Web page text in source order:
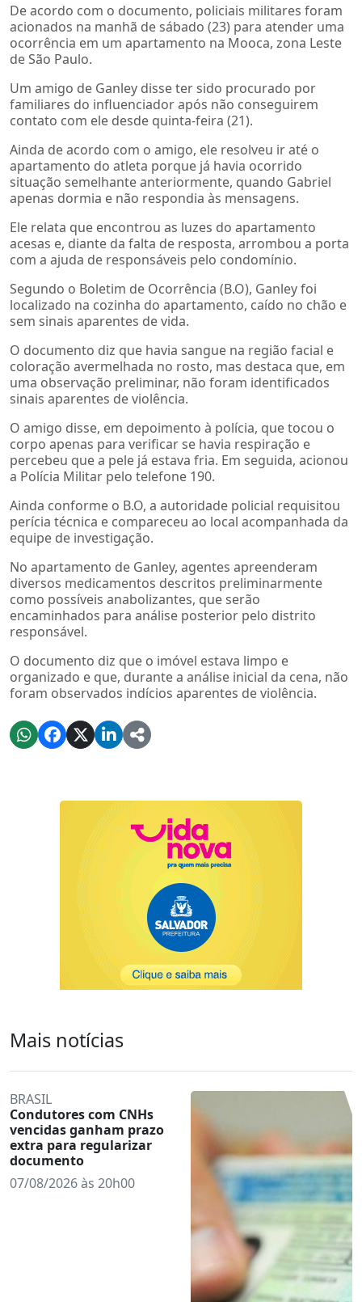
De acordo com o documento, policiais militares foram
acionados na manhã de sábado (23) para atender uma
ocorrência em um apartamento na Mooca, zona Leste
de São Paulo.
Um amigo de Ganley disse ter sido procurado por
familiares do influenciador após não conseguirem
contato com ele desde quinta-feira (21).
Ainda de acordo com o amigo, ele resolveu ir até o
apartamento do atleta porque já havia ocorrido
situação semelhante anteriormente, quando Gabriel
apenas dormia e não respondia às mensagens.
Ele relata que encontrou as luzes do apartamento
acesas e, diante da falta de resposta, arrombou a porta
com a ajuda de responsáveis pelo condomínio.
Segundo o Boletim de Ocorrência (B.O), Ganley foi
localizado na cozinha do apartamento, caído no chão e
sem sinais aparentes de vida.
O documento diz que havia sangue na região facial e
coloração avermelhada no rosto, mas destaca que, em
uma observação preliminar, não foram identificados
sinais aparentes de violência.
O amigo disse, em depoimento à polícia, que tocou o
corpo apenas para verificar se havia respiração e
percebeu que a pele já estava fria. Em seguida, acionou
a Polícia Militar pelo telefone 190.
Ainda conforme o B.O, a autoridade policial requisitou
perícia técnica e compareceu ao local acompanhada da
equipe de investigação.
No apartamento de Ganley, agentes apreenderam
diversos medicamentos descritos preliminarmente
como possíveis anabolizantes, que serão
encaminhados para análise posterior pelo distrito
responsável.
O documento diz que o imóvel estava limpo e
organizado e que, durante a análise inicial da cena, não
foram observados indícios aparentes de violência.
Mais notícias
BRASIL
Condutores com CNHs
vencidas ganham prazo
extra para regularizar
documento
07/08/2026 às 20h00